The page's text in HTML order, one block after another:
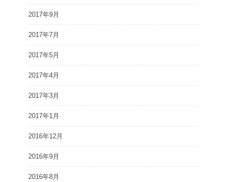
2017年9月
2017年7月
2017年5月
2017年4月
2017年3月
2017年1月
2016年12月
2016年9月
2016年8月